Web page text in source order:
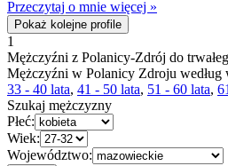
Przeczytaj o mnie więcej »
Pokaż kolejne profile
1
Mężczyźni z Polanicy-Zdrój do
Mężczyźni w Polanicy Zdroju według
33 - 40 lata, 41 - 50 lata, 51 - 60 lata,
Szukaj mężczyzny
Płeć:
Wiek:
Województwo: